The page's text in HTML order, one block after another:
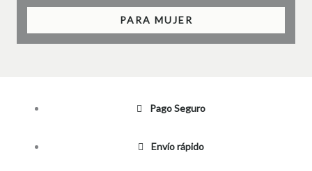
PARA MUJER
Pago Seguro
Envío rápido